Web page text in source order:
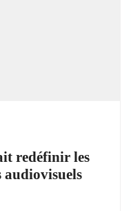
redéfinir les
audiovisuels